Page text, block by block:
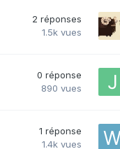
2 réponses
1.5k vues
0 réponse
890 vues
1 réponse
1.4k vues